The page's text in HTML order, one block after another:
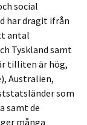
social
har dragit ifrån
antal
Tyskland samt
tilliten är hög,
Australien,
som
samt de
många